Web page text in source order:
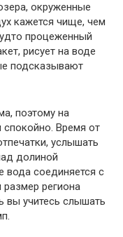
окруженные
кажется чище, чем
процеженный
рисует на воде
подсказывают
поэтому на
спокойно. Время от
услышать
долиной
вода соединяется с
региона
вы учитесь слышать